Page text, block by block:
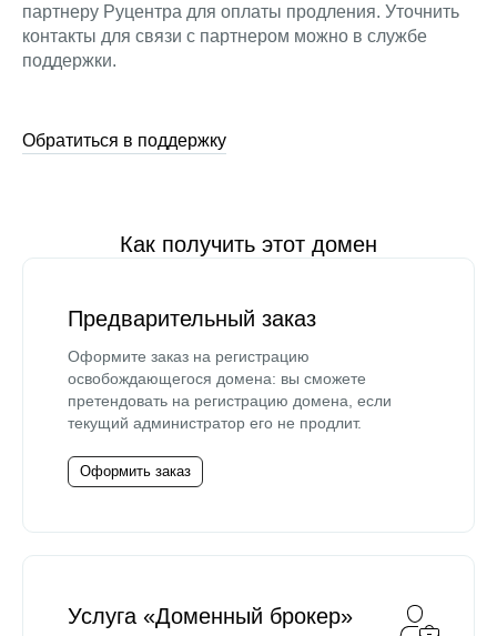
партнеру Руцентра для оплаты продления. Уточнить
контакты для связи с партнером можно в службе
поддержки.
Обратиться в поддержку
Как получить этот домен
Предварительный заказ
Оформите заказ на регистрацию
освобождающегося домена: вы сможете
претендовать на регистрацию домена, если
текущий администратор его не продлит.
Оформить заказ
Услуга «Доменный брокер»